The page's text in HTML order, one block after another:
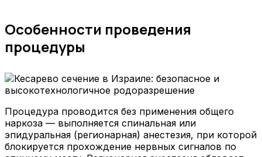
Особенности проведения
процедуры
Процедура проводится без применения общего
наркоза — выполняется спинальная или
эпидуральная (регионарная) анестезия, при которой
блокируется прохождение нервных сигналов по